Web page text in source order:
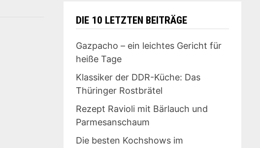
DIE 10 LETZTEN BEITRÄGE
Gazpacho – ein leichtes Gericht für
heiße Tage
Klassiker der DDR-Küche: Das
Thüringer Rostbrätel
Rezept Ravioli mit Bärlauch und
Parmesanschaum
Die besten Kochshows im